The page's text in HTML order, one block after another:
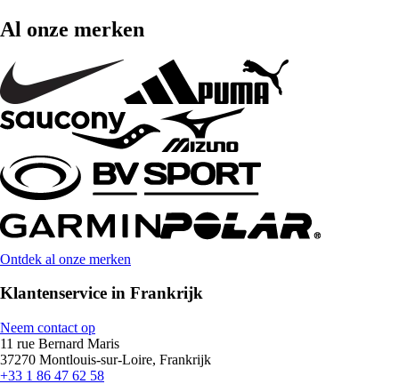
Al onze merken
Ontdek al onze merken
Klantenservice in Frankrijk
Neem contact op
11 rue Bernard Maris
37270 Montlouis-sur-Loire, Frankrijk
+33 1 86 47 62 58